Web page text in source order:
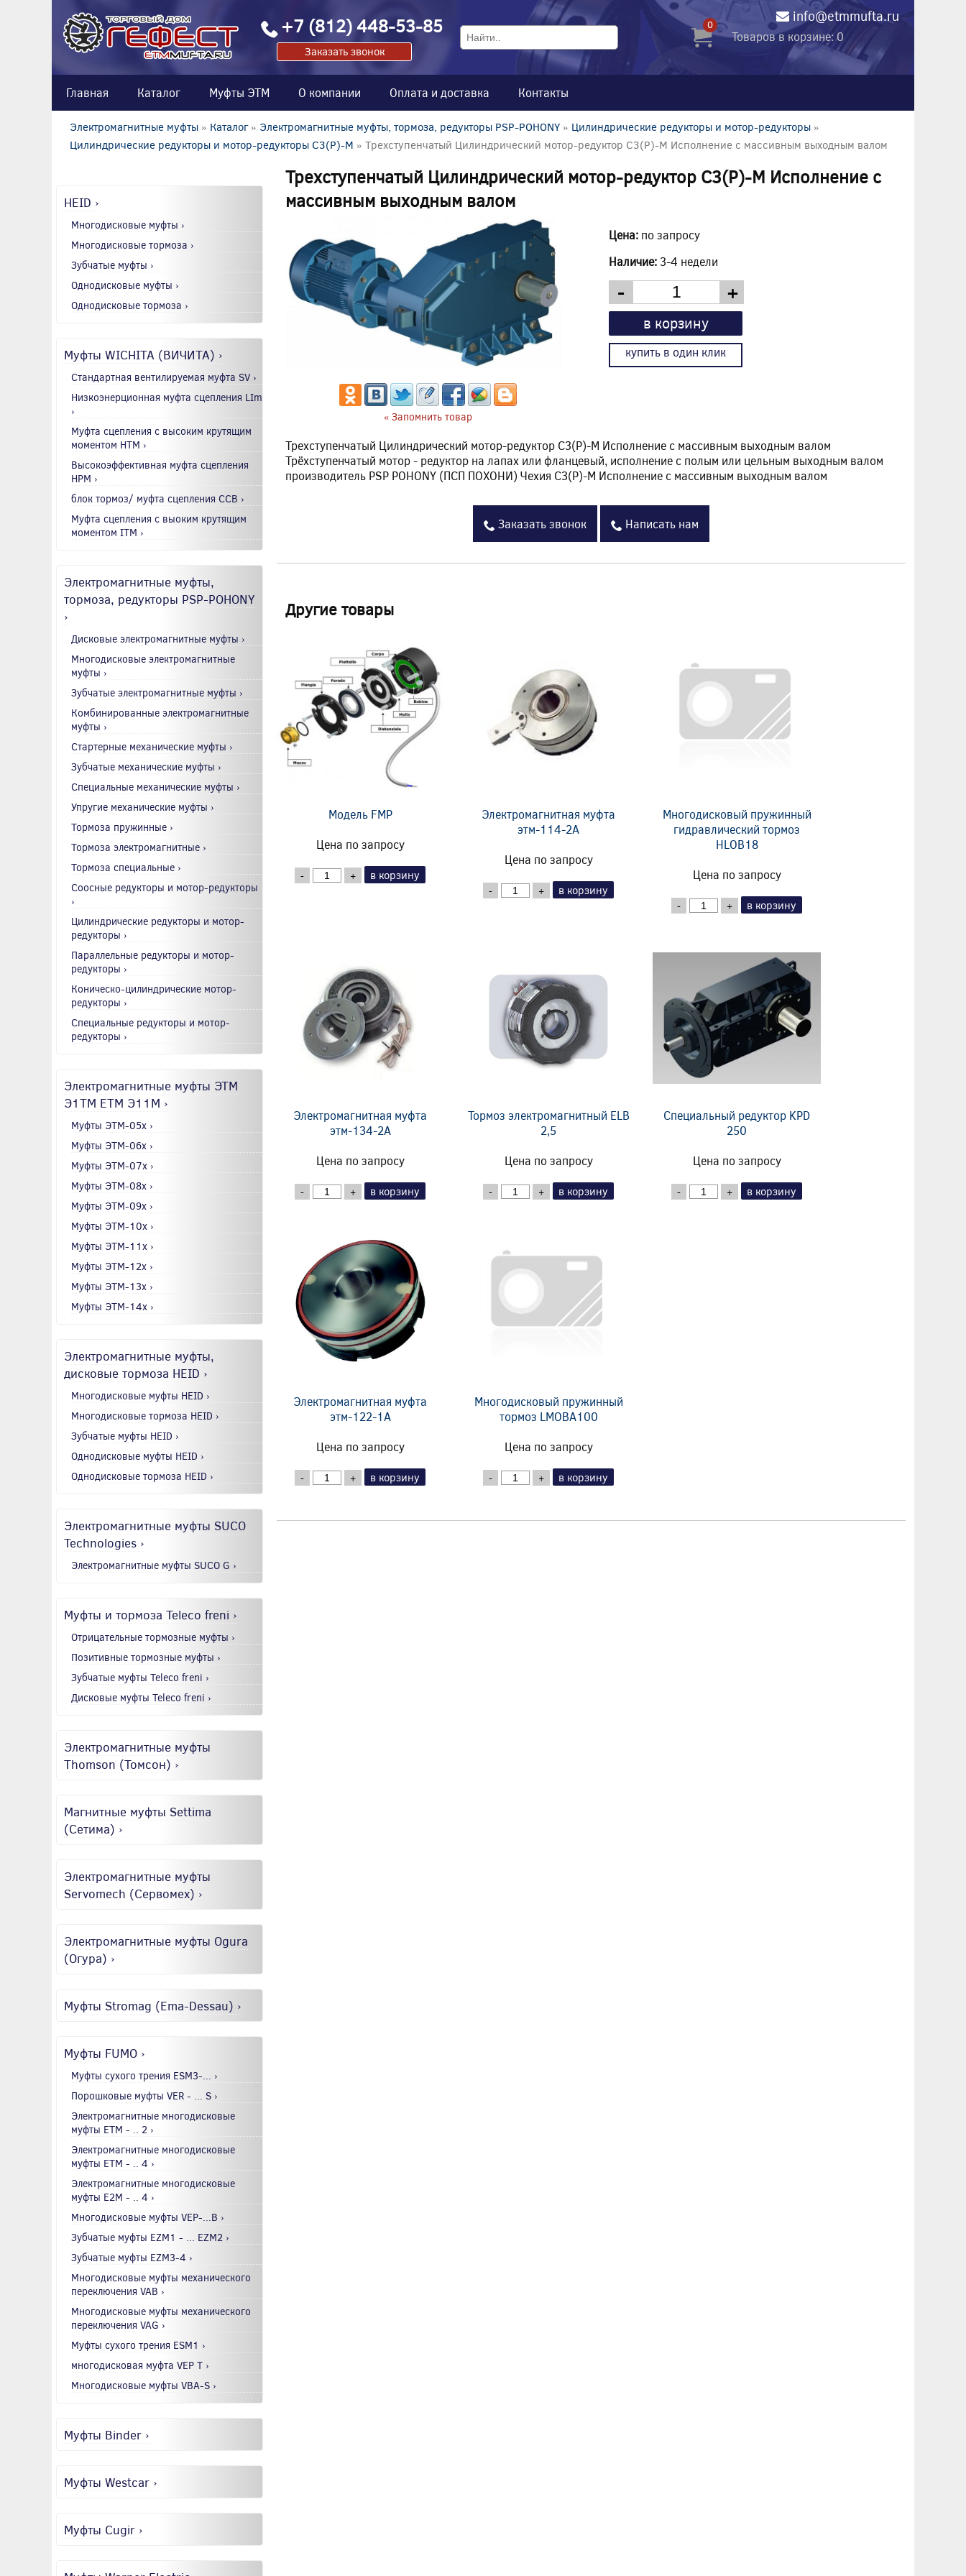
info@etmmufta.ru
+7 (812) 448-53-85
Заказать звонок
0
Товаров в корзине: 0
Главная Каталог Муфты ЭТМ О компании Оплата и доставка Контакты
Электромагнитные муфты » Каталог» Электромагнитные муфты, тормоза, редукторы PSP-POHONY » Цилиндрические редукторы и мотор-редукторы »
Цилиндрические редукторы и мотор-редукторы C3(P)-M » Трехступенчатый Цилиндрический мотор-редуктор C3(P)-M Исполнение с массивным выходным валом
HEID ›
Многодисковые муфты ›
Многодисковые тормоза ›
Зубчатые муфты ›
Однодисковые муфты ›
Однодисковые тормоза ›
Муфты WICHITA (ВИЧИТА) ›
Стандартная вентилируемая муфта SV ›
Низкоэнерционная муфта сцепления LIm
›
Муфта сцепления с высоким крутящим
моментом HTM ›
Высокоэффективная муфта сцепления
HPM ›
блок тормоз/ муфта сцепления CCB ›
Муфта сцепления с выоким крутящим
моментом ITM ›
Электромагнитные муфты,
тормоза, редукторы PSP-POHONY
›
Дисковые электромагнитные муфты ›
Многодисковые электромагнитные
муфты ›
Зубчатые электромагнитные муфты ›
Комбинированные электромагнитные
муфты ›
Стартерные механические муфты ›
Зубчатые механические муфты ›
Специальные механические муфты ›
Упругие механические муфты ›
Тормоза пружинные ›
Тормоза электромагнитные ›
Тормоза специальные ›
Соосные редукторы и мотор-редукторы
›
Цилиндрические редукторы и мотор-
редукторы ›
Параллельные редукторы и мотор-
редукторы ›
Коническо-цилиндрические мотор-
редукторы ›
Специальные редукторы и мотор-
редукторы ›
Электромагнитные муфты ЭТМ
Э1ТМ ETM Э11М ›
Муфты ЭТМ-05x ›
Муфты ЭТМ-06x ›
Муфты ЭТМ-07x ›
Муфты ЭТМ-08x ›
Муфты ЭТМ-09x ›
Муфты ЭТМ-10x ›
Муфты ЭТМ-11x ›
Муфты ЭТМ-12x ›
Муфты ЭТМ-13x ›
Муфты ЭТМ-14x ›
Электромагнитные муфты,
дисковые тормоза HEID ›
Многодисковые муфты HEID ›
Многодисковые тормоза HEID ›
Зубчатые муфты HEID ›
Однодисковые муфты HEID ›
Однодисковые тормоза HEID ›
Электромагнитные муфты SUCO
Technologies ›
Электромагнитные муфты SUCO G ›
Муфты и тормоза Teleco freni ›
Отрицательные тормозные муфты ›
Позитивные тормозные муфты ›
Зубчатые муфты Teleco freni ›
Дисковые муфты Teleco freni ›
Электромагнитные муфты
Thomson (Томсон) ›
Магнитные муфты Settima
(Сетима) ›
Электромагнитные муфты
Servomech (Сервомех) ›
Электромагнитные муфты Ogura
(Огура) ›
Муфты Stromag (Ema-Dessau) ›
Муфты FUMO ›
Муфты сухого трения ESM3-... ›
Порошковые муфты VER - ... S ›
Электромагнитные многодисковые
муфты EТМ - .. 2 ›
Электромагнитные многодисковые
муфты EТМ - .. 4 ›
Электромагнитные многодисковые
муфты E2М - .. 4 ›
Многодисковые муфты VEP-...B ›
Зубчатые муфты EZM1 - ... EZM2 ›
Зубчатые муфты EZM3-4 ›
Многодисковые муфты механического
переключения VAB ›
Многодисковые муфты механического
переключения VAG ›
Муфты сухого трения ESM1 ›
многодисковая муфта VEP T ›
Многодисковые муфты VBA-S ›
Муфты Binder ›
Муфты Westcar ›
Муфты Cugir ›
Трехступенчатый Цилиндрический мотор-редуктор C3(P)-M Исполнение с
массивным выходным валом
« Запомнить товар
Цена: по запросу
Наличие: 3-4 недели
- +
в корзину
купить в один клик
Трехступенчатый Цилиндрический мотор-редуктор C3(P)-M Исполнение с массивным выходным валом
Трёхступенчатый мотор - редуктор на лапах или фланцевый, исполнение с полым или цельным выходным валом
производитель PSP POHONY (ПСП ПОХОНИ) Чехия C3(P)-M Исполнение с массивным выходным валом
Заказать звонок Написать нам
Другие товары
Модель FMP
Цена по запросу
- + в корзину
Электромагнитная муфта
этм-114-2А
Цена по запросу
- + в корзину
Многодисковый пружинный
гидравлический тормоз
HLOB18
Цена по запросу
- + в корзину
Электромагнитная муфта
этм-134-2А
Цена по запросу
- + в корзину
Тормоз электромагнитный ELB
2,5
Цена по запросу
- + в корзину
Специальный редуктор KPD
250
Цена по запросу
- + в корзину
Электромагнитная муфта
этм-122-1А
Цена по запросу
- + в корзину
Многодисковый пружинный
тормоз LMOBA100
Цена по запросу
- + в корзину